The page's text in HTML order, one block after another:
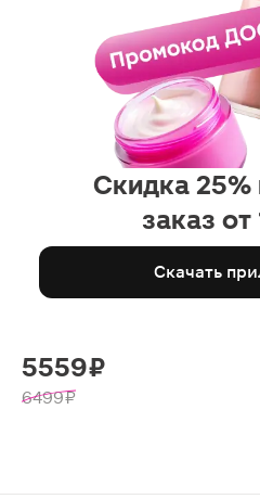
Скидка 25%
заказ
Скачать
5559 ₽
6499 ₽